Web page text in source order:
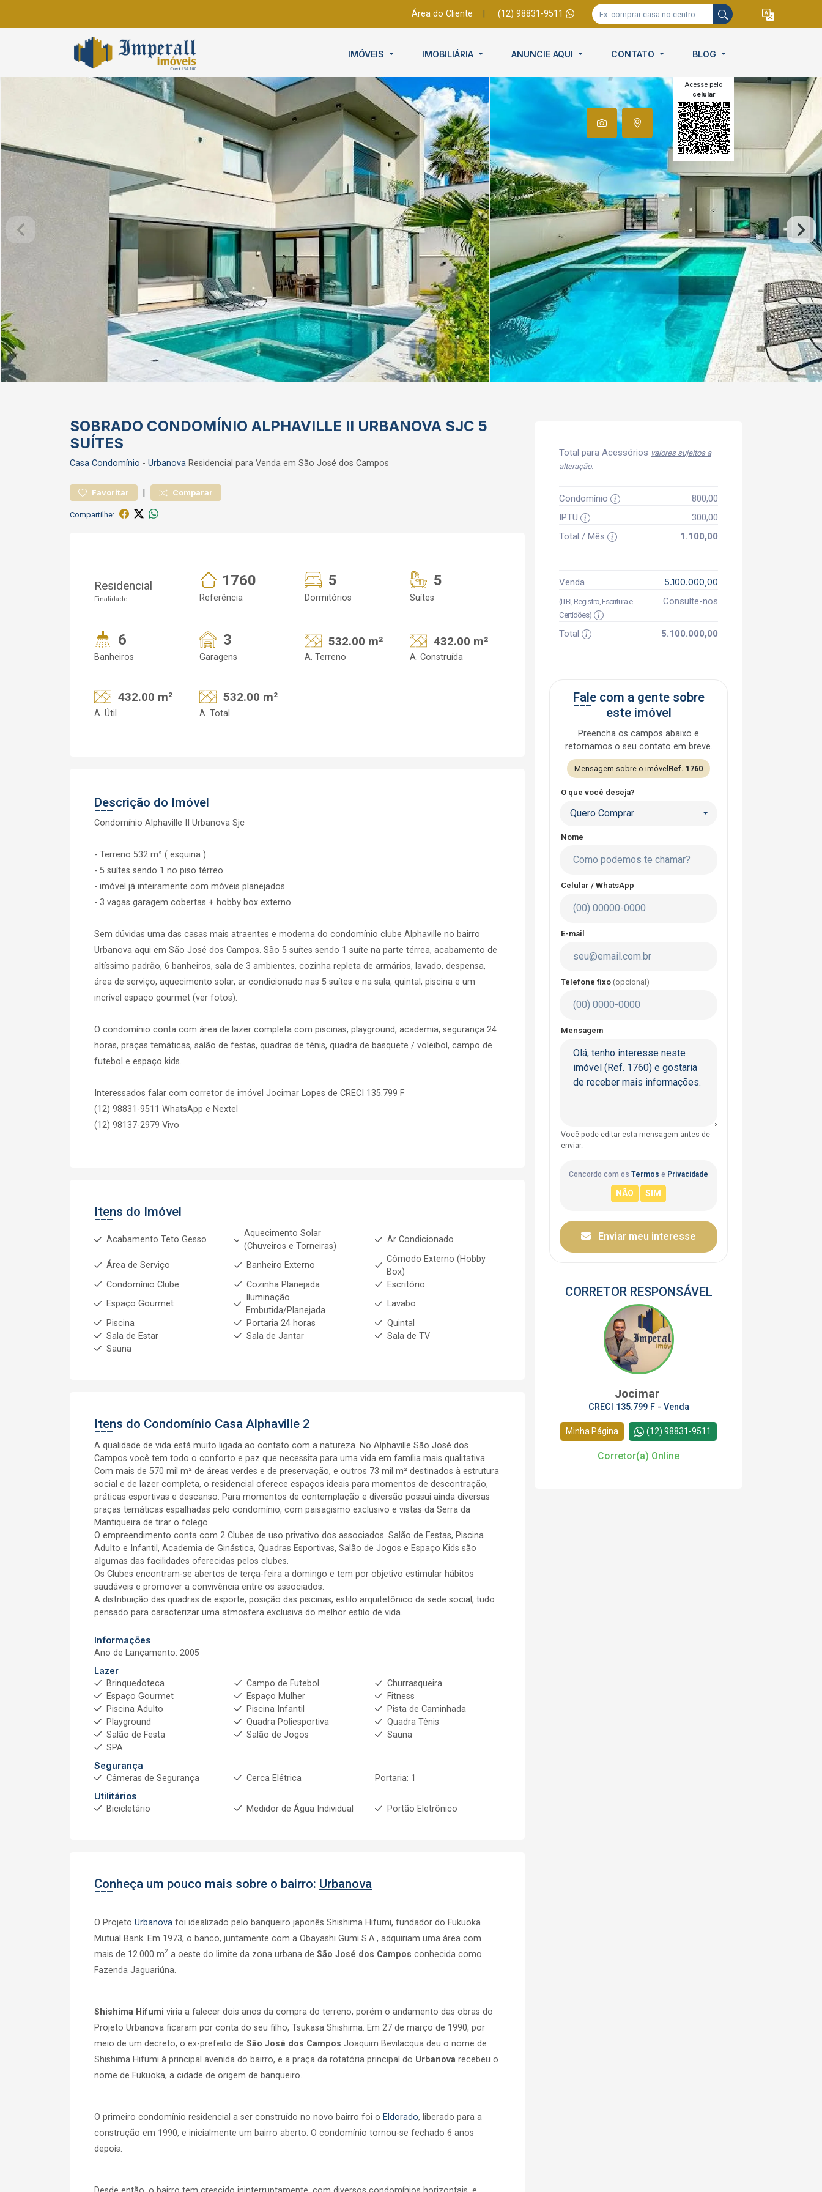
Área do Cliente (12) 98831-9511
IMÓVEIS IMOBILIÁRIA ANUNCIE AQUI CONTATO BLOG
Acesse pelo
celular
SOBRADO CONDOMÍNIO ALPHAVILLE II URBANOVA SJC 5
SUÍTES
Casa Condomínio - Urbanova Residencial para Venda em São José dos Campos
Favoritar | Comparar
Compartilhe:
Residencial
Finalidade
1760
Referência
5
Dormitórios
5
Suítes
6
Banheiros
3
Garagens
532.00 m²
A. Terreno
432.00 m²
A. Construída
432.00 m²
A. Útil
532.00 m²
A. Total
Descrição do Imóvel
Condomínio Alphaville II Urbanova Sjc
- Terreno 532 m² ( esquina )
- 5 suítes sendo 1 no piso térreo
- imóvel já inteiramente com móveis planejados
- 3 vagas garagem cobertas + hobby box externo
Sem dúvidas uma das casas mais atraentes e moderna do condomínio clube Alphaville no bairro
Urbanova aqui em São José dos Campos. São 5 suítes sendo 1 suíte na parte térrea, acabamento de
altíssimo padrão, 6 banheiros, sala de 3 ambientes, cozinha repleta de armários, lavado, despensa,
área de serviço, aquecimento solar, ar condicionado nas 5 suítes e na sala, quintal, piscina e um
incrível espaço gourmet (ver fotos).
O condomínio conta com área de lazer completa com piscinas, playground, academia, segurança 24
horas, praças temáticas, salão de festas, quadras de tênis, quadra de basquete / voleibol, campo de
futebol e espaço kids.
Interessados falar com corretor de imóvel Jocimar Lopes de CRECI 135.799 F
(12) 98831-9511 WhatsApp e Nextel
(12) 98137-2979 Vivo
Itens do Imóvel
Acabamento Teto Gesso
Aquecimento Solar
(Chuveiros e Torneiras)
Ar Condicionado
Área de Serviço Banheiro Externo
Cômodo Externo (Hobby
Box)
Condomínio Clube
Cozinha Planejada
Escritório
Espaço Gourmet
Iluminação
Embutida/Planejada
Lavabo
Piscina
Portaria 24 horas
Quintal
Sala de Estar
Sala de Jantar
Sala de TV
Sauna
Itens do Condomínio Casa Alphaville 2
A qualidade de vida está muito ligada ao contato com a natureza. No Alphaville São José dos
Campos você tem todo o conforto e paz que necessita para uma vida em família mais qualitativa.
Com mais de 570 mil m² de áreas verdes e de preservação, e outros 73 mil m² destinados à estrutura
social e de lazer completa, o residencial oferece espaços ideais para momentos de descontração,
práticas esportivas e descanso. Para momentos de contemplação e diversão possui ainda diversas
praças temáticas espalhadas pelo condomínio, com paisagismo exclusivo e vistas da Serra da
Mantiqueira de tirar o folego.
O empreendimento conta com 2 Clubes de uso privativo dos associados. Salão de Festas, Piscina
Adulto e Infantil, Academia de Ginástica, Quadras Esportivas, Salão de Jogos e Espaço Kids são
algumas das facilidades oferecidas pelos clubes.
Os Clubes encontram-se abertos de terça-feira a domingo e tem por objetivo estimular hábitos
saudáveis e promover a convivência entre os associados.
A distribuição das quadras de esporte, posição das piscinas, estilo arquitetônico da sede social, tudo
pensado para caracterizar uma atmosfera exclusiva do melhor estilo de vida.
Informações
Ano de Lançamento: 2005
Lazer
Brinquedoteca
Campo de Futebol
Churrasqueira
Espaço Gourmet
Espaço Mulher
Fitness
Piscina Adulto
Piscina Infantil
Pista de Caminhada
Playground
Quadra Poliesportiva
Quadra Tênis
Salão de Festa
Salão de Jogos
Sauna
SPA
Segurança
Câmeras de Segurança
Cerca Elétrica
Portaria: 1
Utilitários
Bicicletário
Medidor de Água Individual Portão Eletrônico
Conheça um pouco mais sobre o bairro: Urbanova
O Projeto Urbanova foi idealizado pelo banqueiro japonês Shishima Hifumi, fundador do Fukuoka
Mutual Bank. Em 1973, o banco, juntamente com a Obayashi Gumi S.A., adquiriam uma área com
mais de 12.000 m2 a oeste do limite da zona urbana de São José dos Campos conhecida como
Fazenda Jaguariúna.
Shishima Hifumi viria a falecer dois anos da compra do terreno, porém o andamento das obras do
Projeto Urbanova ficaram por conta do seu filho, Tsukasa Shishima. Em 27 de março de 1990, por
meio de um decreto, o ex-prefeito de São José dos Campos Joaquim Bevilacqua deu o nome de
Shishima Hifumi à principal avenida do bairro, e a praça da rotatória principal do Urbanova recebeu o
nome de Fukuoka, a cidade de origem de banqueiro.
O primeiro condomínio residencial a ser construído no novo bairro foi o Eldorado, liberado para a
construção em 1990, e inicialmente um bairro aberto. O condomínio tornou-se fechado 6 anos
depois.
Total para Acessórios valores sujeitos a
alteração.
Condomínio
800,00
IPTU
300,00
Total / Mês
1.100,00
Venda 5.100.000,00
(ITBI, Registro, Escritura e
Certidões)
Consulte-nos
Total 5.100.000,00
Fale com a gente sobre
este imóvel
Preencha os campos abaixo e
retornamos o seu contato em breve.
Mensagem sobre o imóvel Ref. 1760
O que você deseja?
Quero Comprar
Nome
Celular / WhatsApp
E-mail
Telefone fixo (opcional)
Mensagem
Você pode editar esta mensagem antes de
enviar.
Concordo com os Termos e Privacidade
Enviar meu interesse
CORRETOR RESPONSÁVEL
Jocimar
CRECI 135.799 F - Venda
Minha Página (12) 98831-9511
Corretor(a) Online